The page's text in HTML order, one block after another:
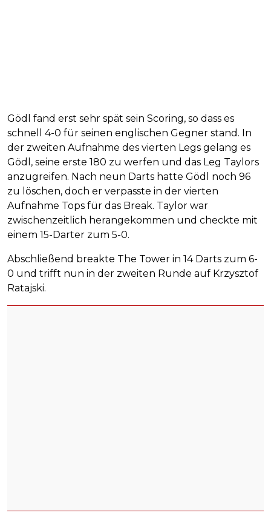
Gödl fand erst sehr spät sein Scoring, so dass es
schnell 4-0 für seinen englischen Gegner stand. In
der zweiten Aufnahme des vierten Legs gelang es
Gödl, seine erste 180 zu werfen und das Leg Taylors
anzugreifen. Nach neun Darts hatte Gödl noch 96
zu löschen, doch er verpasste in der vierten
Aufnahme Tops für das Break. Taylor war
zwischenzeitlich herangekommen und checkte mit
einem 15-Darter zum 5-0.
Abschließend breakte The Tower in 14 Darts zum 6-
0 und trifft nun in der zweiten Runde auf Krzysztof
Ratajski.